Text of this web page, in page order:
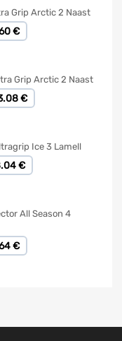
Grip Arctic 2 Naast
€
Grip Arctic 2 Naast
€
Ice 3 Lamell
€
All Season 4
€